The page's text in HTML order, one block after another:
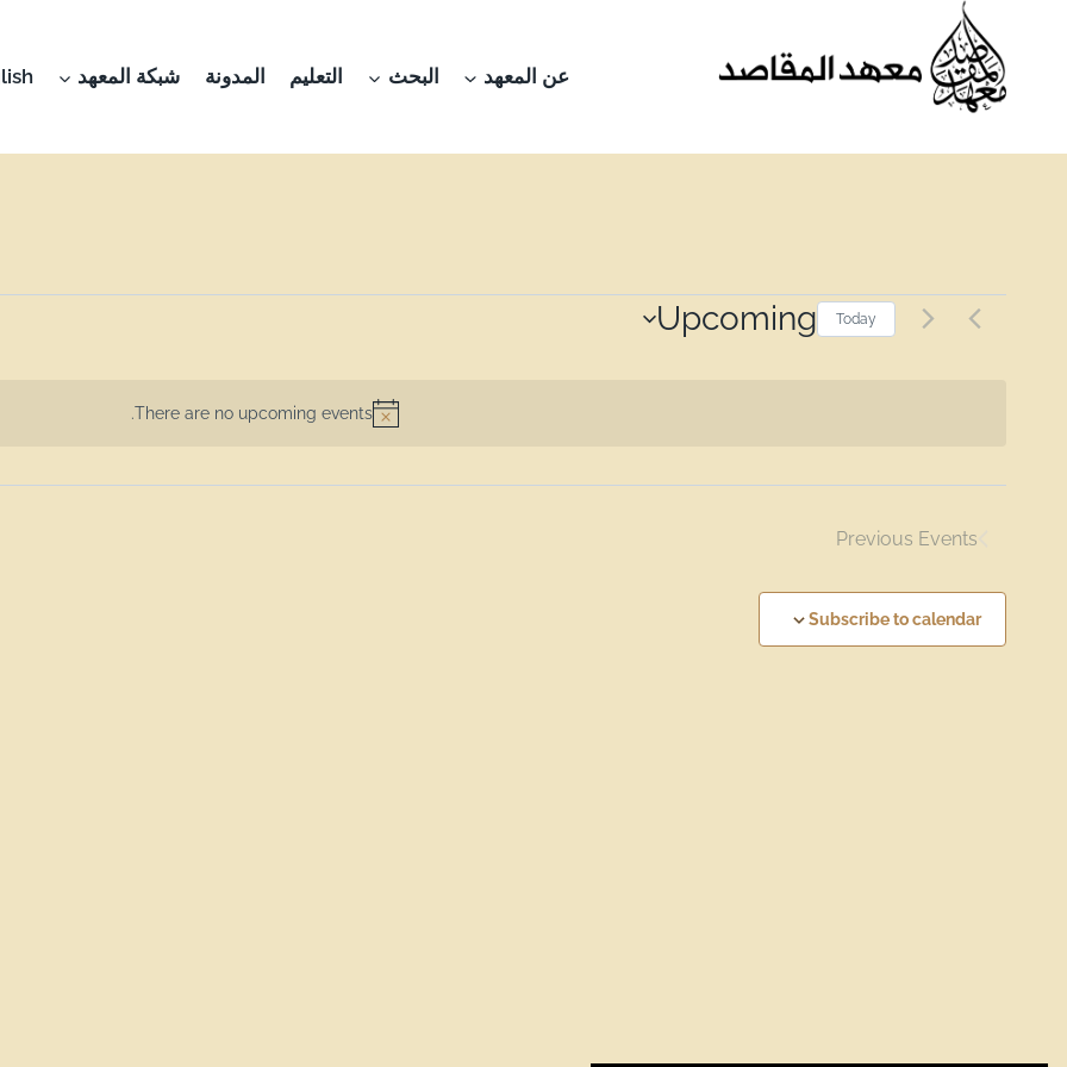
عن المعهد البحث التعليم المدونة شبكة المعهد
Notice
There are no upcoming events.
Today
Upcoming
Previous Events
Subscribe to calendar